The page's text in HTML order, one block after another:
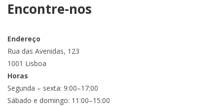
Encontre-nos
Endereço
Rua das Avenidas, 123
1001 Lisboa
Horas
Segunda – sexta: 9:00–17:00
Sábado e domingo: 11:00–15:00